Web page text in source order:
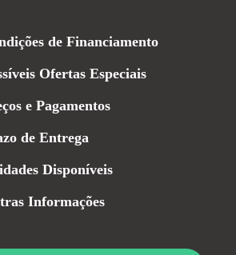
de Financiamento
Ofertas Especiais
e Pagamentos
de Entrega
Disponíveis
Informações